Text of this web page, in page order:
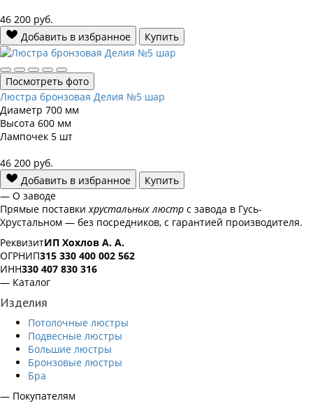
46 200 руб.
Добавить в избранное
Купить
Посмотреть фото
Люстра бронзовая Делия №5 шар
Диаметр 700 мм
Высота 600 мм
Лампочек 5 шт
46 200 руб.
Добавить в избранное
Купить
— О заводе
Прямые поставкихрустальных люстр с завода в Гусь-
Хрустальном — без посредников, с гарантией производителя.
РеквизитИП Хохлов А. А.
ОГРНИП315 330 400 002 562
ИНН330 407 830 316
— Каталог
Изделия
Потолочные люстры
Подвесные люстры
Большие люстры
Бронзовые люстры
Бра
— Покупателям